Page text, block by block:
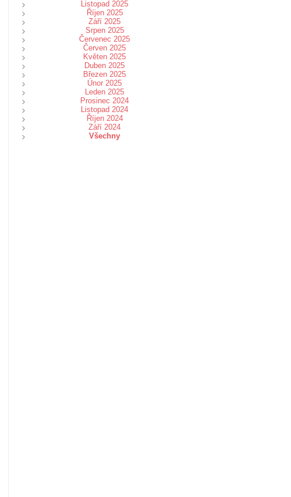
Listopad 2025
Říjen 2025
Září 2025
Srpen 2025
Červenec 2025
Červen 2025
Květen 2025
Duben 2025
Březen 2025
Únor 2025
Leden 2025
Prosinec 2024
Listopad 2024
Říjen 2024
Září 2024
Všechny